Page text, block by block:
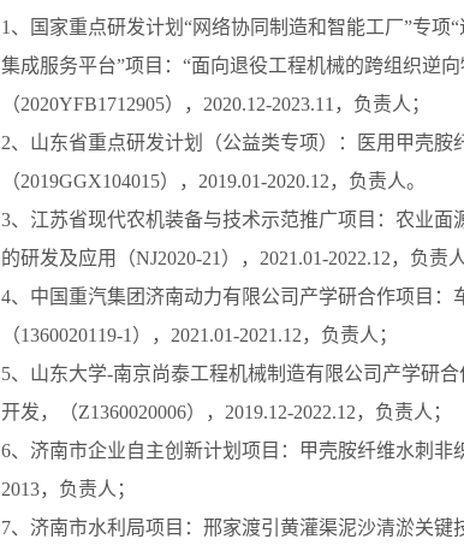
1、国家重点研发计划“网络协同制造和智能工厂”专
集成服务平台”项目：“面向退役工程机械的跨组织逆
（2020YFB1712905），2020.12-2023.11，负责人；
2、山东省重点研发计划（公益类专项）：医用甲壳
（2019GGX104015），2019.01-2020.12，负责人。
3、江苏省现代农机装备与技术示范推广项目：农业
的研发及应用（NJ2020-21），2021.01-2022.12，负责
4、中国重汽集团济南动力有限公司产学研合作项目：
（1360020119-1），2021.01-2021.12，负责人；
5、山东大学-南京尚泰工程机械制造有限公司产学研
开发，（Z1360020006），2019.12-2022.12，负责人；
6、济南市企业自主创新计划项目：甲壳胺纤维水刺非
2013，负责人；
7、济南市水利局项目：邢家渡引黄灌渠泥沙清淤关键